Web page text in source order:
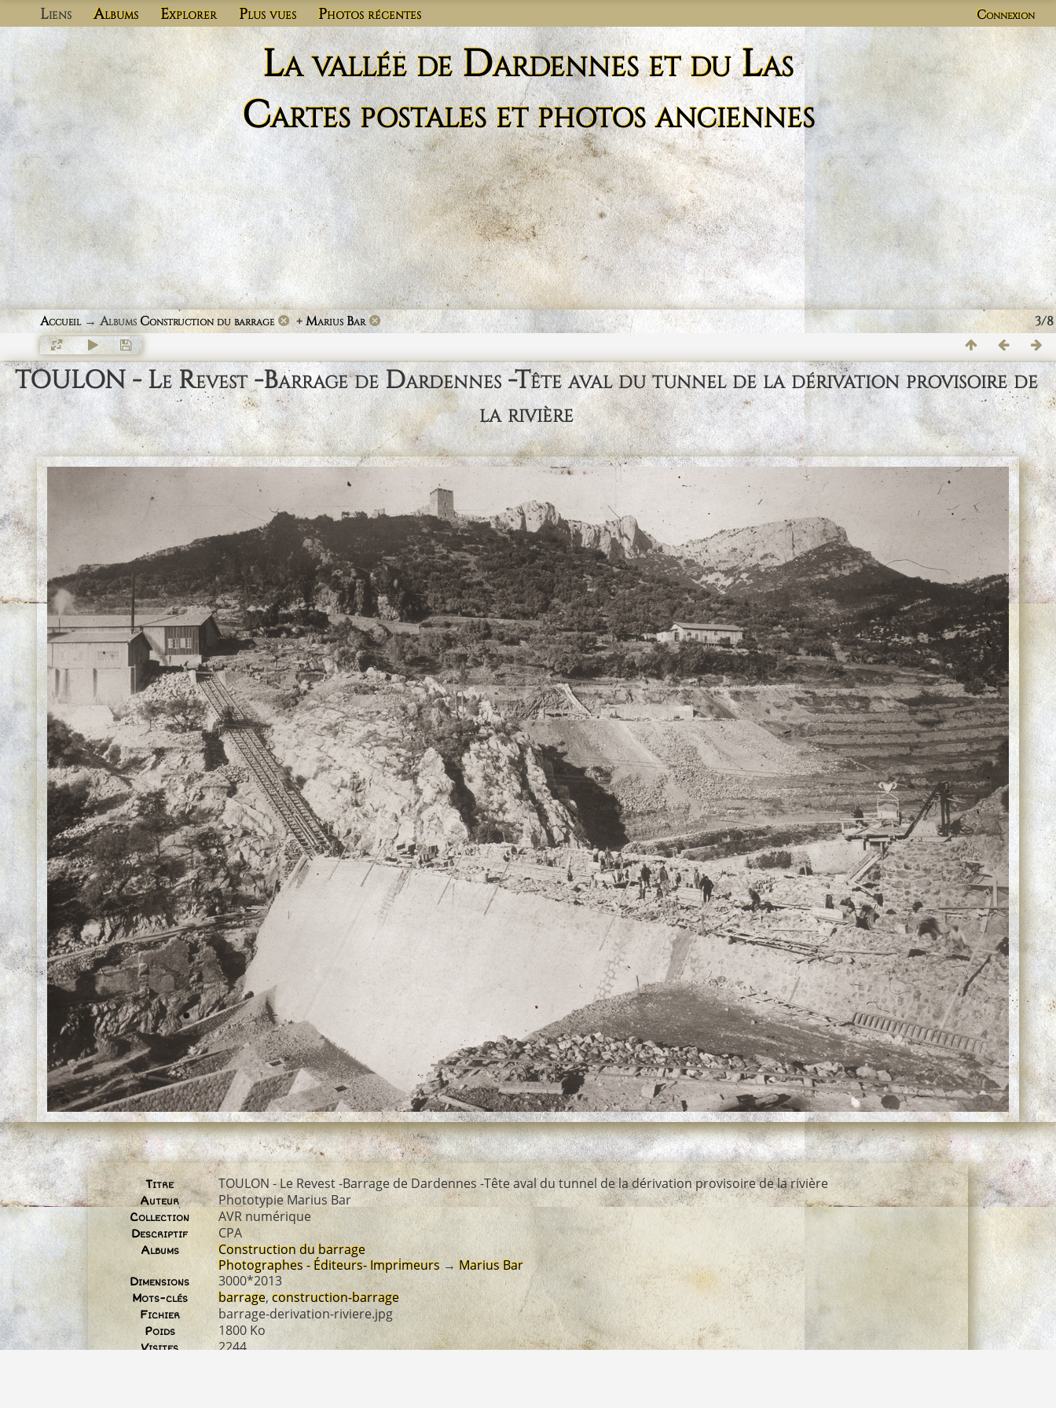
Liens Albums Explorer Plus vues Photos récentes Connexion
La vallée de Dardennes et du Las
Cartes postales et photos anciennes
3/8
Accueil→ AlbumsConstruction du barrage +Marius Bar
TOULON - Le Revest -Barrage de Dardennes -Tête aval du tunnel de la dérivation provisoire de
la rivière
Titre TOULON - Le Revest -Barrage de Dardennes -Tête aval du tunnel de la dérivation provisoire de la rivière
Auteur Phototypie Marius Bar
Collection AVR numérique
Descriptif CPA
Albums
Construction du barrage
Photographes - Éditeurs- Imprimeurs→Marius Bar
Dimensions 3000*2013
Mots-clés barrage,construction-barrage
Fichier barrage-derivation-riviere.jpg
Poids 1800 Ko
Visites 2244